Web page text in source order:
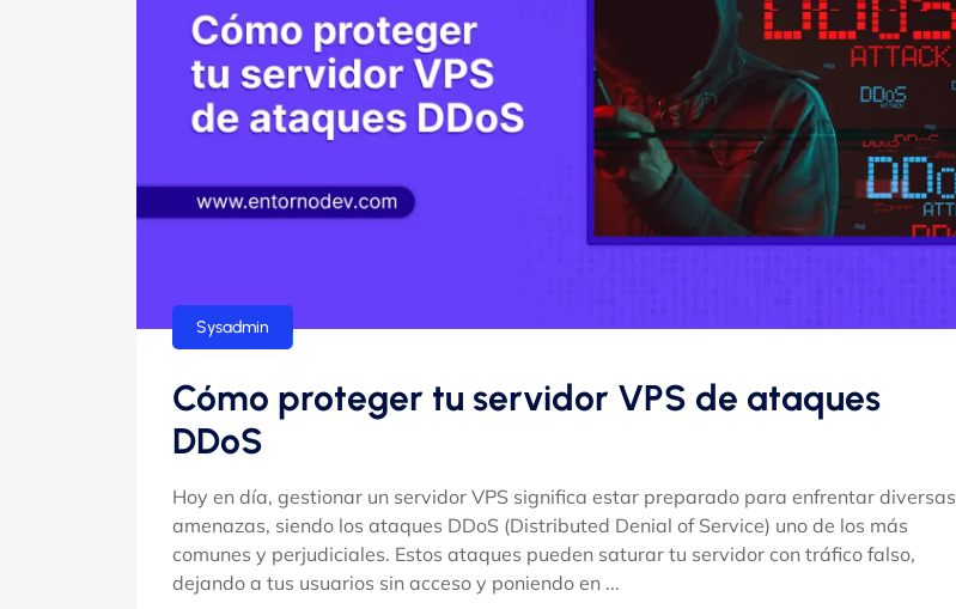
Sysadmin
Cómo proteger tu servidor VPS de ataques
DDoS
Hoy en día, gestionar un servidor VPS significa estar preparado para enfrentar diversas
amenazas, siendo los ataques DDoS (Distributed Denial of Service) uno de los más
comunes y perjudiciales. Estos ataques pueden saturar tu servidor con tráfico falso,
dejando a tus usuarios sin acceso y poniendo en ...